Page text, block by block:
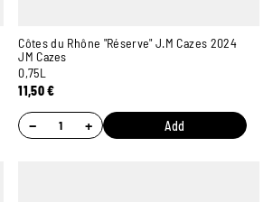
Côtes du Rhône "Réserve" J.M Cazes 2024
JM Cazes
0,75L
11,50€
− + Add